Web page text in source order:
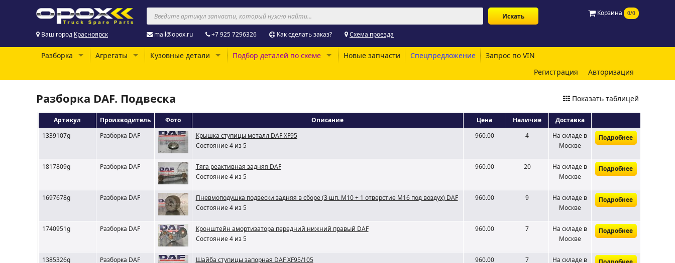
Корзина 0/0
Ваш город Красноярск mail@opox.ru +7 925 7296326 Как сделать заказ? Схема проезда
Разборка Агрегаты Кузовные детали Подбор деталей по схеме Новые запчасти Спецпредложение
Запрос по VIN
Регистрация
Авторизация
Разборка DAF. Подвеска Показать таблицей
Артикул Производитель Фото Описание Цена Наличие
Доставка
1339107g
Разборка DAF
Крышка ступицы металл DAF XF95
Состояние 4 из 5
960.00 4 На складе в
Москве
Подробнее
1817809g Разборка DAF
Тяга реактивная задняя DAF
Состояние 4 из 5
960.00 20 На складе в
Москве
Подробнее
1697678g Разборка DAF
Пневмоподушка подвески задняя в сборе (3 шп. M10 + 1 отверстие M16 под воздух) DAF
Состояние 4 из 5
960.00 9 На складе в
Москве
Подробнее
1740951g Разборка DAF
Кронштейн амортизатора передний нижний правый DAF
Состояние 4 из 5
960.00 7 На складе в
Москве
Подробнее
1385326g Разборка DAF
Шайба ступицы запорная DAF XF95/105
960.00 7 На складе в